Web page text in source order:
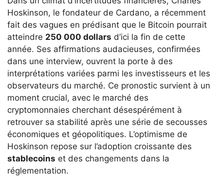
Hoskinson, le fondateur de Cardano, a récemment
fait des vagues en prédisant que le Bitcoin pourrait
atteindre 250 000 dollars d’ici la fin de cette
année. Ses affirmations audacieuses, confirmées
dans une interview, ouvrent la porte à des
interprétations variées parmi les investisseurs et les
observateurs du marché. Ce pronostic survient à un
moment crucial, avec le marché des
cryptomonnaies cherchant désespérément à
retrouver sa stabilité après une série de secousses
économiques et géopolitiques. L’optimisme de
Hoskinson repose sur l’adoption croissante des
stablecoins et des changements dans la
réglementation.